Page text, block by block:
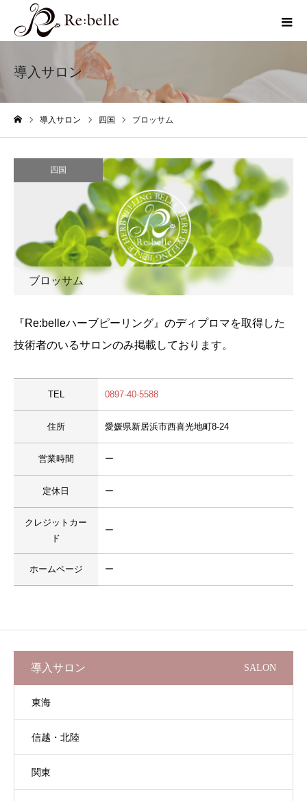
導入サロン
導入サロン 四国 ブロッサム
四国
ブロッサム
『Re:belleハーブピーリング』のディプロマを取得した
技術者のいるサロンのみ掲載しております。
TEL 0897-40-5588
住所 愛媛県新居浜市西喜光地町8-24
営業時間 ー
定休日 ー
クレジットカー
ド
ー
ホームページ ー
導入サロン SALON
東海
信越・北陸
関東